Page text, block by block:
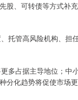
股、可转债等方式补
托管高风险机构、担
多占据主导地位；中
分化趋势将促使市场